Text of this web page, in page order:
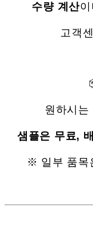
수량 계산
고객
원하시는
샘플은 무료,
※ 일부 품목